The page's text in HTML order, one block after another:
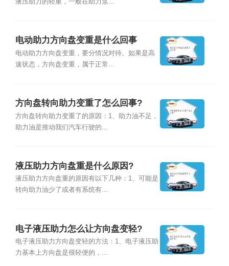
液压助力的轻重，一般在助力泵...
电动助力方向盘变重是什么回事
电动助力方向盘变重，要分情况对待。如果是高
速状态，方向盘变重，属于正常...
方向盘转向助力变重了怎么回事?
方向盘转向助力变重了的原因：1、助力油不足，
助力油是推动我们汽车行驶的...
液压助力方向盘重是什么原因?
液压助力方向盘重的原因有以下几种：1、可能是
转向助力油少了或者有系统有...
电子液压助力怎么让方向盘变轻?
电子液压助力方向盘变轻的方法：1、电子液压助
力基本上方向盘是很轻便的，...